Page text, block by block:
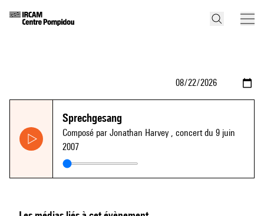
Sprechgesang
Composé par Jonathan Harvey , concert du 9 juin
2007